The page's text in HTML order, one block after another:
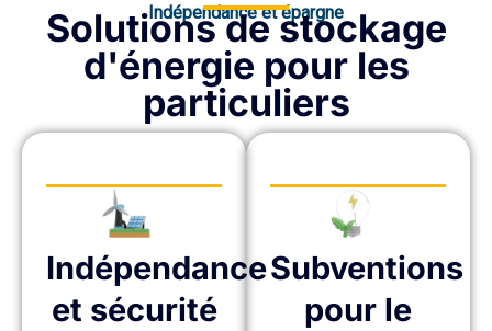
Indépendance et épargne
Solutions de stockage
d'énergie pour les
particuliers
Indépendance
et sécurité
Subventions
pour le